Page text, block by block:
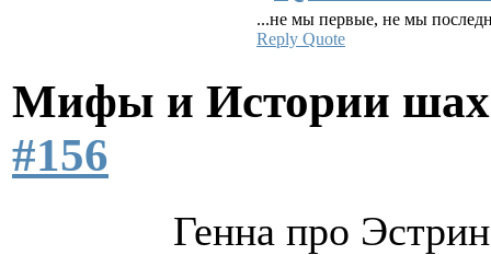
...не мы первые, не мы
Reply Quote
Мифы и Истории
#156
Генна про